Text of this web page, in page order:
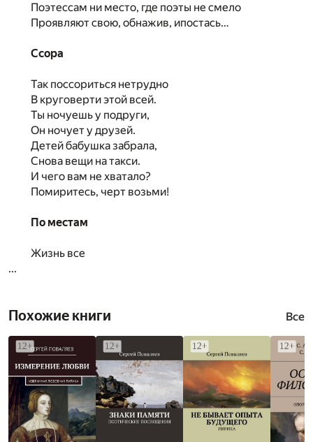
Поэтессам ни место, где поэты не смело
Проявляют свою, обнажив, ипостась…
Ссора
Так поссориться нетрудно
В круговерти этой всей.
Ты ночуешь у подруги,
Он ночует у друзей.
Детей бабушка забрала,
Снова вещи на такси.
И чего вам не хватало?
Помиритесь, черт возьми!
По местам
Жизнь все
...
Похожие книги Все